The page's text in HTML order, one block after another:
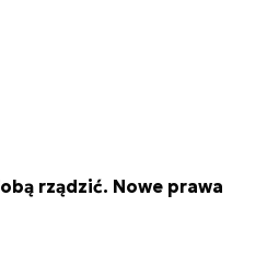
rządzić. Nowe prawa